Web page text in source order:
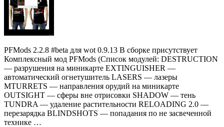
PFMods 2.2.8 #beta для wot 0.9.13 В сборке присутствует
Комплексный мод PFMods (Список модулей: DESTRUCTION
— разрушения на миникарте EXTINGUISHER —
автоматический огнетушитель LASERS — лазеры
MTURRETS — направления орудий на миникарте
OUTSIGHT — сферы вне отрисовки SHADOW — тень
TUNDRA — удаление растительности RELOADING 2.0 —
перезарядка BLINDSHOTS — попадания по не засвеченной
технике …